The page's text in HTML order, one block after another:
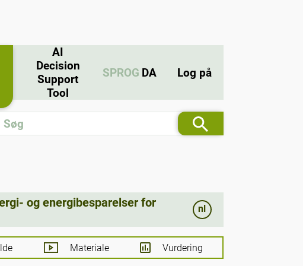
AI
Decision
Support
Tool
SPROG DA Log på
og energibesparelser for
nl
Materiale Vurdering